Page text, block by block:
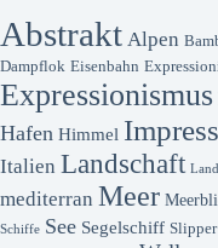
Abstrakt Alpen
Dampflok Eisenbahn
Expressionismus
Hafen Himmel
Italien Landschaft
mediterran Meer
Schiffe See Segelschiff Slipper